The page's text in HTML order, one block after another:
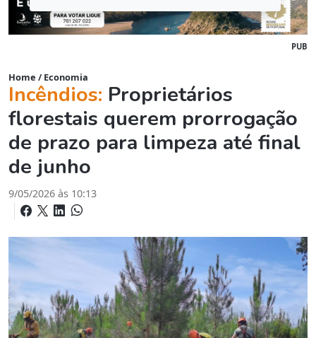
PUB
Home / Economia
Incêndios: Proprietários
florestais querem prorrogação
de prazo para limpeza até final
de junho
9/05/2026 às 10:13